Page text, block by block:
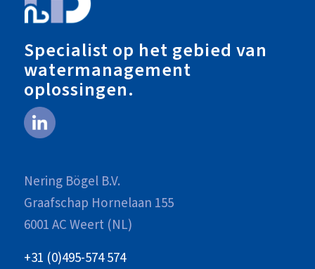
Specialist op het gebied van
watermanagement
oplossingen.
Nering Bögel B.V.
Graafschap Hornelaan 155
6001 AC Weert (NL)
+31 (0)495-574 574